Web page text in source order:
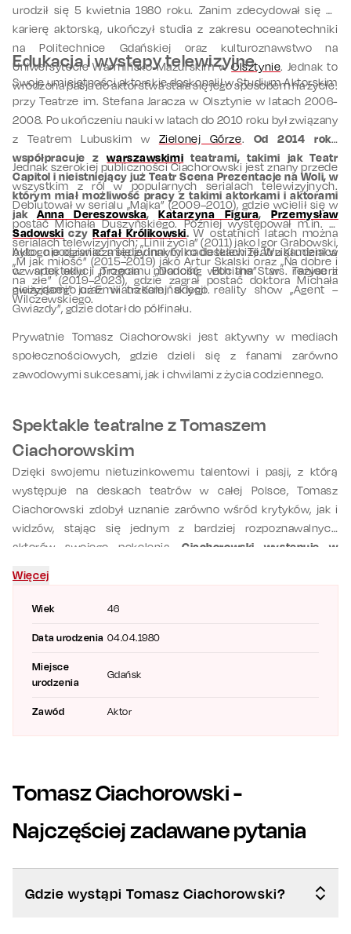
Wiek 46
Data urodzenia 04.04.1980
Miejsce
urodzenia
Gdańsk
Zawód Aktor
urodził się 5 kwietnia 1980 roku. Zanim zdecydował się na
karierę aktorską, ukończył studia z zakresu oceanotechniki
na Politechnice Gdańskiej oraz kulturoznawstwo na
Uniwersytecie Warmińsko-Mazurskim wOlsztynie. Jednak to
wrodzona pasja do aktorstwa stała się jego sposobem na życie.
Edukacja i występy telewizyjne
Swoje umiejętności aktorskie doskonalił w Studium Aktorskim
przy Teatrze im. Stefana Jaracza w Olsztynie w latach 2006-
2008. Po ukończeniu nauki w latach do 2010 roku był związany
z Teatrem Lubuskim w Zielonej Górze. Od 2014 roku
współpracuje zwarszawskimi teatrami, takimi jak Teatr
Capitol i nieistniejący już Teatr Scena Prezentacje na Woli, w
którym miał możliwość pracy z takimi aktorkami i aktorami
jakAnna Dereszowska,Katarzyna Figura,Przemysław
Sadowski czyRafał Królikowski. W ostatnich latach można
było go podziwiać między innymi na deskach Teatru Kamienica
w spektaklu „Trzecia młodość Bociana” w reżyserii
nieżyjącego już Emiliana Kamińskiego.
Jednak szerokiej publiczności Ciachorowski jest znany przede
wszystkim z ról w popularnych serialach telewizyjnych.
Debiutował w serialu „Majka” (2009–2010), gdzie wcielił się w
postać Michała Duszyńskiego. Później występował m.in. w
serialach telewizyjnych; „Linii życia” (2011) jako Igor Grabowski,
„M jak miłość” (2015–2019) jako Artur Skalski oraz „Na dobre i
na złe” (2019–2023), gdzie zagrał postać doktora Michała
Wilczewskiego.
Aktor nie ogranicza się jednak tylko do telewizji. Wziął udział w
czwartej edycji programu „Dancing with the Stars. Taniec z
gwiazdami” oraz w trzeciej edycji reality show „Agent –
Gwiazdy”, gdzie dotarł do półfinału.
Prywatnie Tomasz Ciachorowski jest aktywny w mediach
społecznościowych, gdzie dzieli się z fanami zarówno
zawodowymi sukcesami, jak i chwilami z życia codziennego.
Spektakle teatralne z Tomaszem
Ciachorowskim
Dzięki swojemu nietuzinkowemu talentowi i pasji, z którą
występuje na deskach teatrów w całej Polsce, Tomasz
Ciachorowski zdobył uznanie zarówno wśród krytyków, jak i
widzów, stając się jednym z bardziej rozpoznawalnych
aktorów swojego pokolenia.Ciachorowski występuje w
zwariowanych i zawirowanych relacjach damsko-męskich.
Zarezerwuj bilety online i zobacz na żywo nie tytko Tomasza
CieszyńskiegoczyKatarzynę Kwiatkowską
Więcej
Tomasz Ciachorowski-
Najczęściej zadawane pytania
Gdzie wystąpi Tomasz Ciachorowski?